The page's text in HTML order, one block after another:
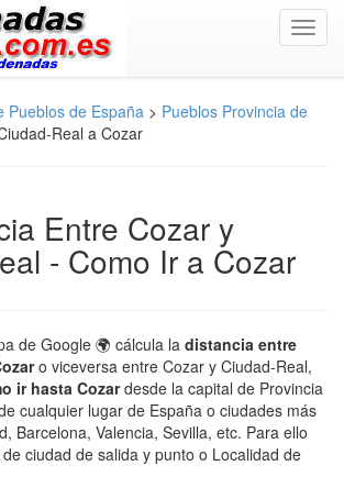
Pueblos de España > Pueblos Provincia de
Real a Cozar
Entre Cozar y
- Como Ir a Cozar
de Google 🌍 cálcula la distancia entre
o viceversa entre Cozar y Ciudad-Real,
ir hasta Cozardesde la capital de Provincia
cualquier lugar de España o ciudades más
Barcelona, Valencia, Sevilla, etc. Para ello
ciudad de salida y punto o Localidad de